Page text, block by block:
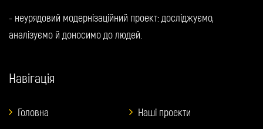
- неурядовий модернізаційний проект: досліджуємо,
аналізуємо й доносимо до людей.
Навігація
Головна
Наші проекти